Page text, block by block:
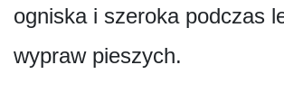
ogniska i szeroka podczas
wypraw pieszych.